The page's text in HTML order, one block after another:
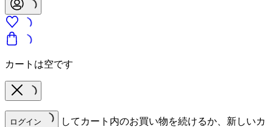
カートは空です
ログイン
してカート内のお買い物を続けるか、新しいカ